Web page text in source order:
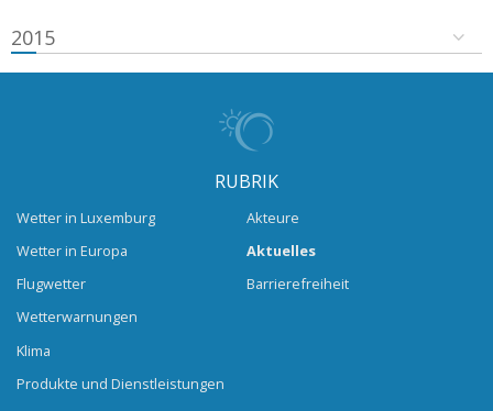
2015
RUBRIK
Wetter in Luxemburg
Wetter in Europa
Flugwetter
Wetterwarnungen
Klima
Produkte und Dienstleistungen
Akteure
Aktuelles
Barrierefreiheit